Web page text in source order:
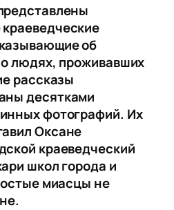
об
людях, проживавших
рассказы
десятками
фотографий. Их
Оксане
краеведческий
школ города и
миасцы не